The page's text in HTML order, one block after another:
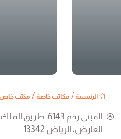
الرئيسية / مكاتب خاصة / مكتب خاص 10-F
المبنى رقم 6143،
العارض، الرياض 13342